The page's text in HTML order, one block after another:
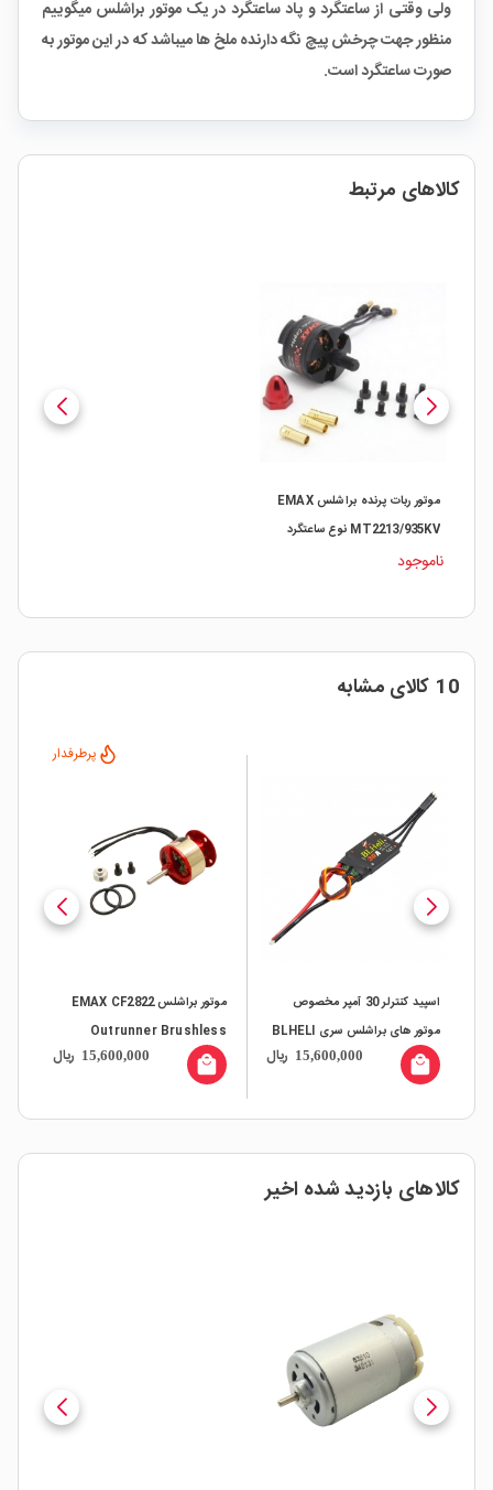
ولی وقتی از ساعتگرد و پاد ساعتگرد در یک موتور براشلس میگوییم
منظور جهت چرخش پیچ نگه دارنده ملخ ها میباشد که در این موتور به
صورت ساعتگرد است.
کالاهای مرتبط
موتور ربات پرنده براشلس EMAX
MT2213/935KV نوع ساعتگرد
(CW)
ناموجود
10 کالای مشابه
اسپید کنترلر 30 آمپر مخصوص
موتور های براشلس سری BLHELI
15,600,000 ریال local_mall
پرطرفدار
موتور براشلس EMAX CF2822
Outrunner Brushless
Motor
15,600,000 ریال local_mall
کالاهای بازدید شده اخیر